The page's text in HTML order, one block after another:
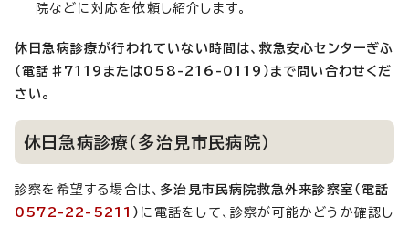
院などに対応を依頼し紹介します。
休日急病診療が行われていない時間は、救急安心センターぎふ
（電話♯7119または058-216-0119）まで問い合わせくだ
さい。
休日急病診療（多治見市民病院）
診察を希望する場合は、多治見市民病院救急外来診察室（電話
0572-22-5211 ） に電話をして、診察が可能かどうか確認し